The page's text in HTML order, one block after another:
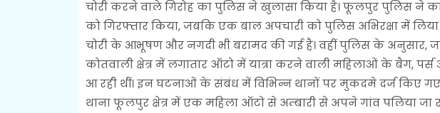
चोरी करने वाले गिरोह का पुलिस ने खुलासा किया है। फूलपुर पुलिस ने
को गिरफ्तार किया, जबकि एक बाल अपचारी को पुलिस अभिरक्षा में
चोरी के आभूषण और नगदी भी बरामद की गई है। वहीं पुलिस के अनुसार,
कोतवाली क्षेत्र में लगातार ऑटो में यात्रा करने वाली महिलाओं के बैग,
आ रही थीं। इन घटनाओं के संबंध में विभिन्न थानों पर मुकदमे दर्ज किए गए
थाना फूलपुर क्षेत्र में एक महिला ऑटो से अम्बारी से अपने गांव पलिया जा